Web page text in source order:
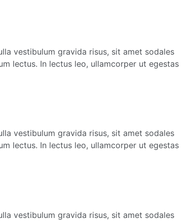
vestibulum gravida risus, sit amet sodales
lectus. In lectus leo, ullamcorper ut egestas
vestibulum gravida risus, sit amet sodales
lectus. In lectus leo, ullamcorper ut egestas
vestibulum gravida risus, sit amet sodales